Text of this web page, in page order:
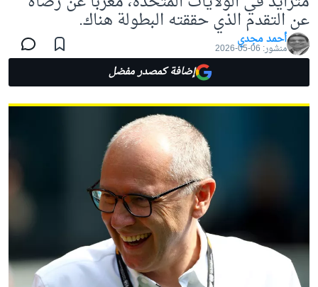
عن التقدم الذي حققته البطولة هناك.
أحمد مجدي
منشور: 06-05-2026
إضافة كمصدر مفضل